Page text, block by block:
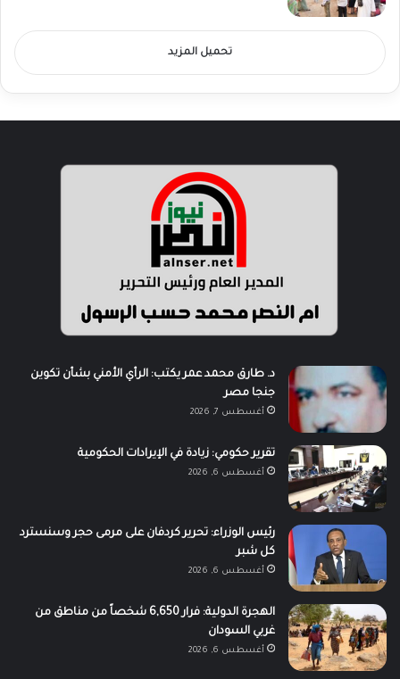
تحميل المزيد
د. طارق محمد عمر يكتب: الرأي الأمني بشأن تكوين
جنجا مصر
أغسطس 7, 2026
تقرير حكومي: زيادة في الإيرادات الحكومية
أغسطس 6, 2026
رئيس الوزراء: تحرير كردفان على مرمى حجر وسنسترد
كل شبر
أغسطس 6, 2026
الهجرة الدولية: فرار 6,650 شخصاً من مناطق من
غربي السودان
أغسطس 6, 2026